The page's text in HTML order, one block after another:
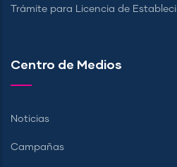
Trámite para Licencia de
Centro de Medios
Noticias
Campañas